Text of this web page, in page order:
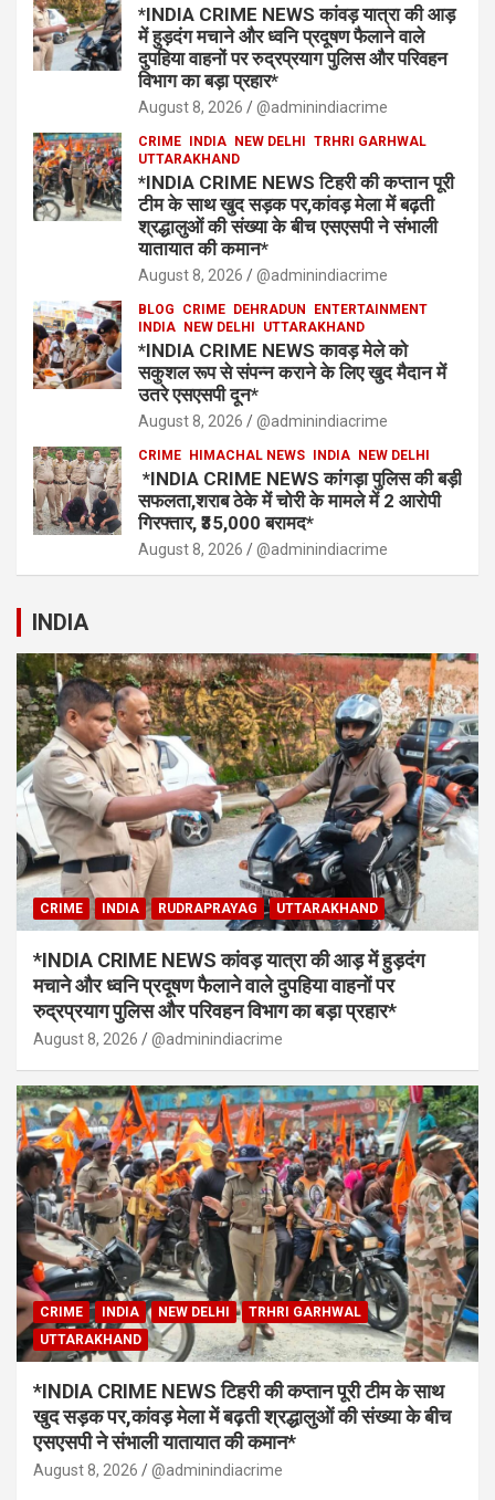
*INDIA CRIME NEWS कांवड़ यात्रा की आड़
में हुड़दंग मचाने और ध्वनि प्रदूषण फैलाने वाले
दुपहिया वाहनों पर रुद्रप्रयाग पुलिस और परिवहन
विभाग का बड़ा प्रहार*
August 8, 2026 @adminindiacrime
CRIME INDIA NEW DELHI TRHRI GARHWAL
UTTARAKHAND
*INDIA CRIME NEWS टिहरी की कप्तान पूरी
टीम के साथ खुद सड़क पर,कांवड़ मेला में बढ़ती
श्रद्धालुओं की संख्या के बीच एसएसपी ने संभाली
यातायात की कमान*
August 8, 2026 @adminindiacrime
BLOG CRIME DEHRADUN
ENTERTAINMENT
INDIA NEW DELHI UTTARAKHAND
*INDIA CRIME NEWS कावड़ मेले को
सकुशल रूप से संपन्न कराने के लिए खुद मैदान में
उतरे एसएसपी दून*
August 8, 2026 @adminindiacrime
CRIME HIMACHAL NEWS INDIA NEW DELHI
*INDIA CRIME NEWS कांगड़ा पुलिस की बड़ी
सफलता,शराब ठेके में चोरी के मामले में 2 आरोपी
गिरफ्तार, ₹35,000 बरामद*
August 8, 2026 @adminindiacrime
INDIA
CRIME INDIA RUDRAPRAYAG UTTARAKHAND
*INDIA CRIME NEWS कांवड़ यात्रा की आड़ में हुड़दंग
मचाने और ध्वनि प्रदूषण फैलाने वाले दुपहिया वाहनों पर
रुद्रप्रयाग पुलिस और परिवहन विभाग का बड़ा प्रहार*
August 8, 2026 @adminindiacrime
CRIME INDIA NEW DELHI
TRHRI GARHWAL
UTTARAKHAND
*INDIA CRIME NEWS टिहरी की कप्तान पूरी टीम के साथ
खुद सड़क पर,कांवड़ मेला में बढ़ती श्रद्धालुओं की संख्या के बीच
एसएसपी ने संभाली यातायात की कमान*
August 8, 2026 @adminindiacrime